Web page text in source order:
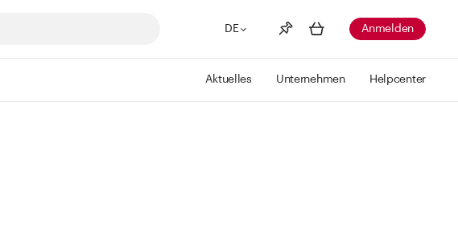
DE
Merkliste Mehr anzeigen
Anmelden
Aktuelles Unternehmen Helpcenter